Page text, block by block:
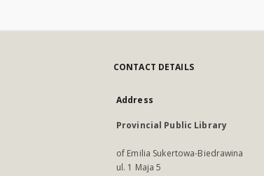
CONTACT DETAILS
Address
Provincial Public Library
of Emilia Sukertowa-Biedrawina
ul. 1 Maja 5